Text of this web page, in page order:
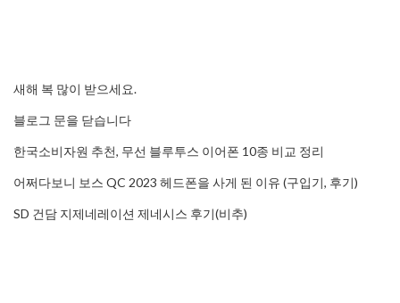
새해 복 많이 받으세요.
블로그 문을 닫습니다
한국소비자원 추천, 무선 블루투스 이어폰 10종 비교 정리
어쩌다보니 보스 QC 2023 헤드폰을 사게 된 이유 (구입기, 후기)
SD 건담 지제네레이션 제네시스 후기(비추)